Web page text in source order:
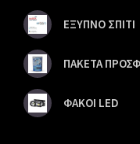
ΕΞΥΠΝΟ ΣΠΙΤΙ
ΠΑΚΕΤΑ
ΦΑΚΟΙ LED